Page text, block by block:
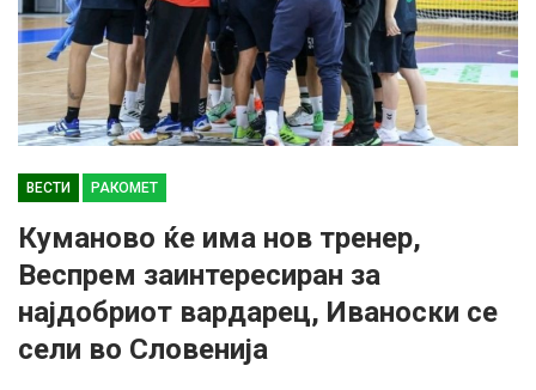
ВЕСТИ РАКОМЕТ
Куманово ќе има нов тренер,
Веспрем заинтересиран за
најдобриот вардарец, Иваноски се
сели во Словенија